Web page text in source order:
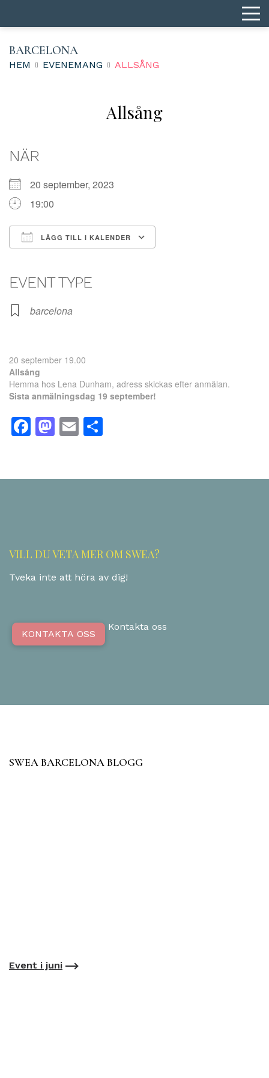
BARCELONA
HEM EVENEMANG ALLSÅNG
Allsång
NÄR
20 september, 2023
19:00
LÄGG TILL I KALENDER
EVENT TYPE
barcelona
20 september 19.00
Allsång
Hemma hos Lena Dunham, adress skickas efter anmälan.
Sista anmälningsdag 19 september!
Facebook
Mastodon
Email
VILL DU VETA MER OM SWEA?
Tveka inte att höra av dig!
KONTAKTA OSS
Kontakta oss
SWEA BARCELONA BLOGG
Event i juni